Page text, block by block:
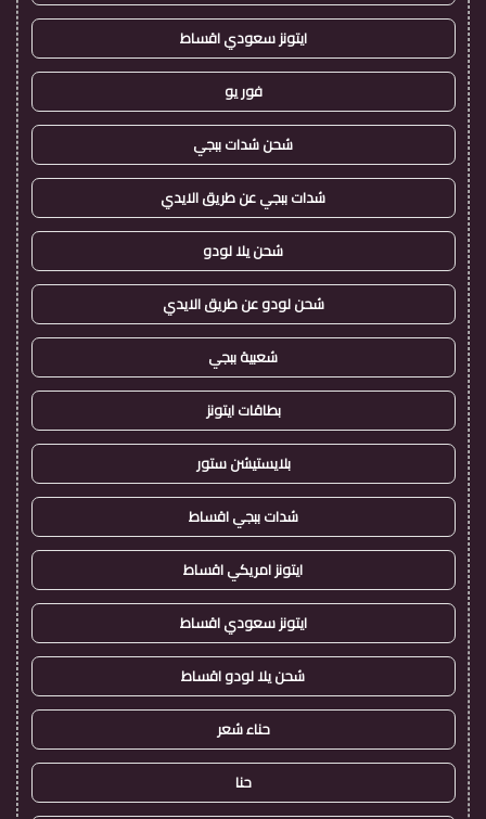
ايتونز سعودي اقساط
فور يو
شحن شدات ببجي
شدات ببجي عن طريق الايدي
شحن يلا لودو
شحن لودو عن طريق الايدي
شعبية ببجي
بطاقات ايتونز
بلايستيشن ستور
شدات ببجي اقساط
ايتونز امريكي اقساط
ايتونز سعودي اقساط
شحن يلا لودو اقساط
حناء شعر
حنا